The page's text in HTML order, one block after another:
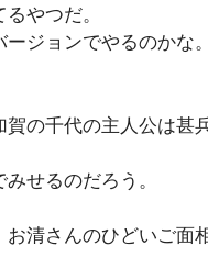
やつだ。
ジョンでやるのかな
の千代の主人公は甚
せるのだろう。
清さんのひどいご面